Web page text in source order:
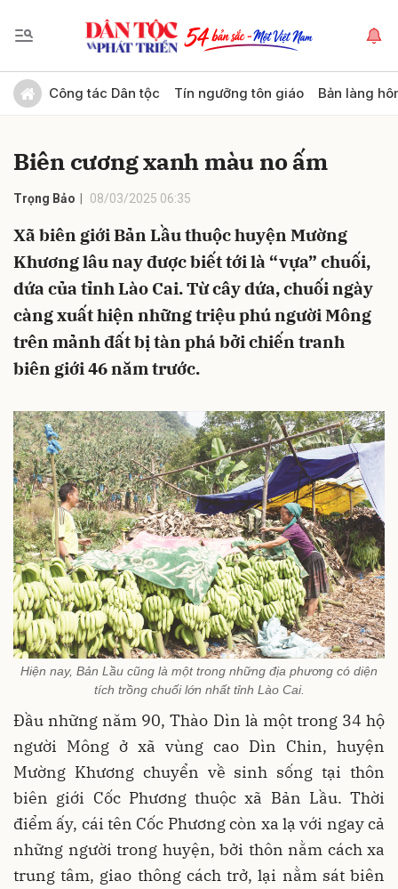
Công tác Dân tộc Tín ngưỡng tôn giáo Bản làng
Biên cương xanh màu no ấm
Trọng Bảo 08/03/2025 06:35
Xã biên giới Bản Lầu thuộc huyện Mường
Khương lâu nay được biết tới là “vựa” chuối,
dứa của tỉnh Lào Cai. Từ cây dứa, chuối ngày
càng xuất hiện những triệu phú người Mông
trên mảnh đất bị tàn phá bởi chiến tranh
biên giới 46 năm trước.
Hiện nay, Bản Lầu cũng là một trong những địa phương có diện
tích trồng chuối lớn nhất tỉnh Lào Cai.
Đầu những năm 90, Thào Dìn là một trong 34 hộ
người Mông ở xã vùng cao Dìn Chin, huyện
Mường Khương chuyển về sinh sống tại thôn
biên giới Cốc Phương thuộc xã Bản Lầu. Thời
điểm ấy, cái tên Cốc Phương còn xa lạ với ngay cả
những người trong huyện, bởi thôn nằm cách xa
trung tâm, giao thông cách trở, lại nằm sát biên
Gửi bình luận
Hủy Gửi